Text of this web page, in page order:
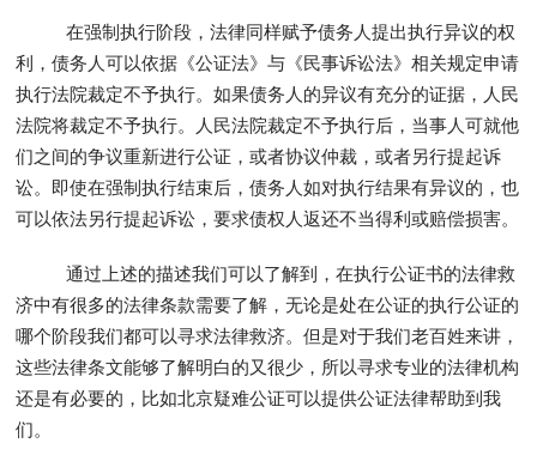
在强制执行阶段，法律同样赋予债务人提出执行异议的权
利，债务人可以依据《公证法》与《民事诉讼法》相关规定申请
执行法院裁定不予执行。如果债务人的异议有充分的证据，人民
法院将裁定不予执行。人民法院裁定不予执行后，当事人可就他
们之间的争议重新进行公证，或者协议仲裁，或者另行提起诉
讼。即使在强制执行结束后，债务人如对执行结果有异议的，也
可以依法另行提起诉讼，要求债权人返还不当得利或赔偿损害。
通过上述的描述我们可以了解到，在执行公证书的法律救
济中有很多的法律条款需要了解，无论是处在公证的执行公证的
哪个阶段我们都可以寻求法律救济。但是对于我们老百姓来讲，
这些法律条文能够了解明白的又很少，所以寻求专业的法律机构
还是有必要的，比如北京疑难公证可以提供公证法律帮助到我
们。